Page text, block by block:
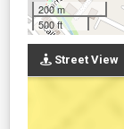
200 m
500 ft
Street View